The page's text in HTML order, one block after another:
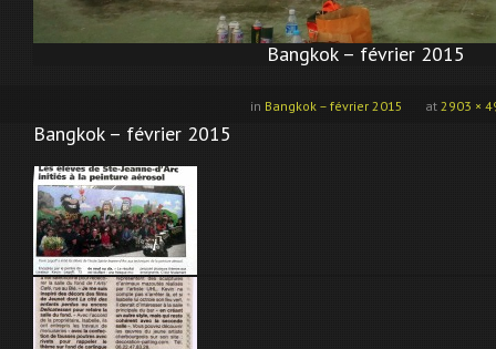
Bangkok – février 2015
at 2903 ×
in Bangkok – février 2015
Bangkok – février 2015